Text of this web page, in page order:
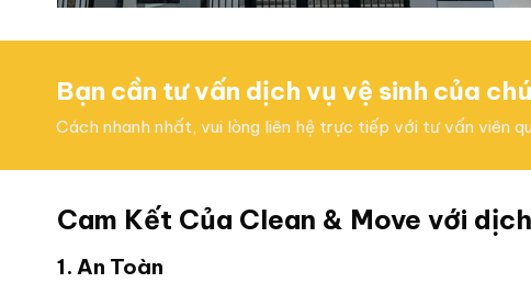
Bạn cần tư vấn dịch vụ vệ sinh của
Cách nhanh nhất, vui lòng liên hệ trực tiếp với tư vấn viên
Cam Kết Của Clean & Move với
1. An Toàn